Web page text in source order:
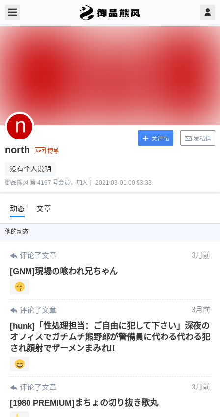
north 博导
没有个人说明
御品熊风 第 4167 号会员，加入于 2021-03-01 00:53:33
关注Ta 发私信
动态 文章
他的动态
评论了文章 3月前
[GNM]現場の喰われ兄ちゃん
评论了文章 3月前
[hunk]「性処理担当：ご自由に犯して下さい」深夜の
オフィスでガチムチ熊野郎が警備員に代わる代わる犯
され顔射でザーメンまみれ!!
评论了文章 3月前
[1980 PREMIUM]まちょの切り抜き歌丸